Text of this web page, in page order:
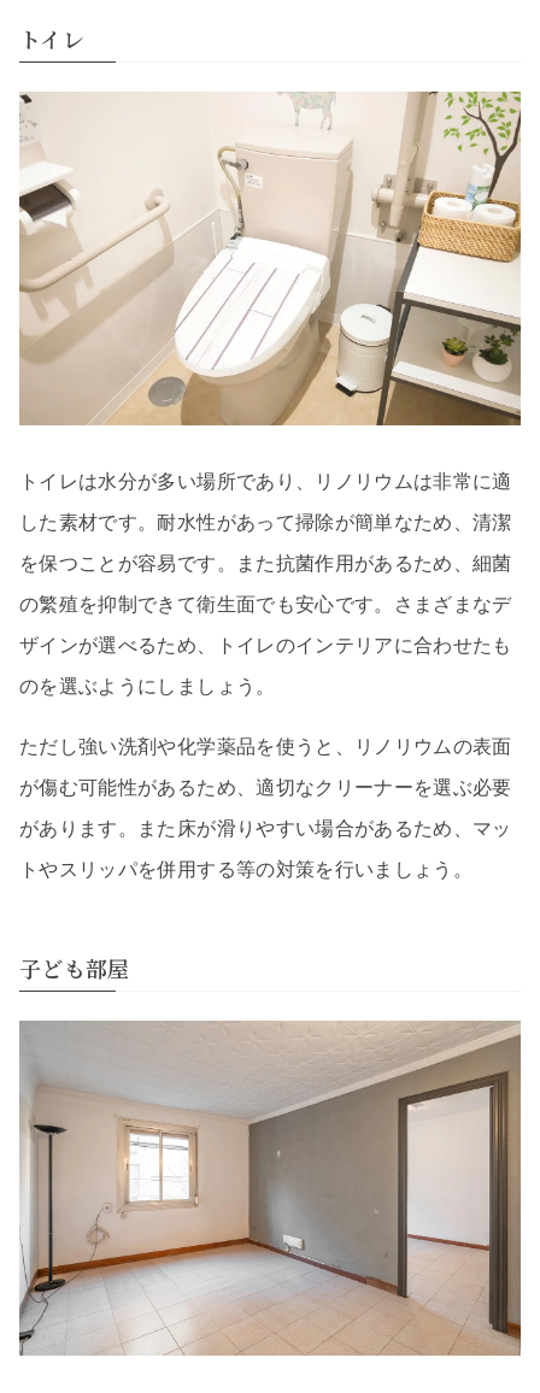
トイレ
トイレは水分が多い場所であり、リノリウムは非常に適
した素材です。耐水性があって掃除が簡単なため、清潔
を保つことが容易です。また抗菌作用があるため、細菌
の繁殖を抑制できて衛生面でも安心です。さまざまなデ
ザインが選べるため、トイレのインテリアに合わせたも
のを選ぶようにしましょう。
ただし強い洗剤や化学薬品を使うと、リノリウムの表面
が傷む可能性があるため、適切なクリーナーを選ぶ必要
があります。また床が滑りやすい場合があるため、マッ
トやスリッパを併用する等の対策を行いましょう。
子ども部屋